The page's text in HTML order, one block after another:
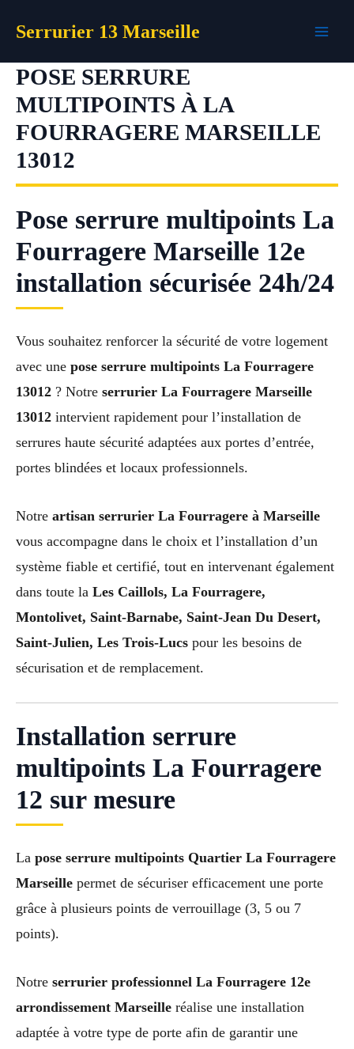
Serrurier 13 Marseille
POSE SERRURE
MULTIPOINTS À LA
FOURRAGERE MARSEILLE
13012
Pose serrure multipoints La
Fourragere Marseille 12e
installation sécurisée 24h/24
Vous souhaitez renforcer la sécurité de votre logement
avec une pose serrure multipoints La Fourragere
13012 ? Notre serrurier La Fourragere Marseille
13012 intervient rapidement pour l’installation de
serrures haute sécurité adaptées aux portes d’entrée,
portes blindées et locaux professionnels.
Notre artisan serrurier La Fourragere à Marseille
vous accompagne dans le choix et l’installation d’un
système fiable et certifié, tout en intervenant également
dans toute la Les Caillols, La Fourragere,
Montolivet, Saint-Barnabe, Saint-Jean Du Desert,
Saint-Julien, Les Trois-Lucs pour les besoins de
sécurisation et de remplacement.
Installation serrure
multipoints La Fourragere
12 sur mesure
La pose serrure multipoints Quartier La Fourragere
Marseille permet de sécuriser efficacement une porte
grâce à plusieurs points de verrouillage (3, 5 ou 7
points).
Notre serrurier professionnel La Fourragere 12e
arrondissement Marseille réalise une installation
adaptée à votre type de porte afin de garantir une